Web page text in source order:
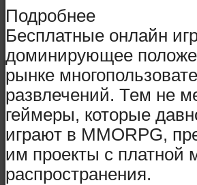
Подробнее
Бесплатные онлайн
доминирующее
рынке
развлечений. Тем не
геймеры, которые
играют в MMORPG,
им проекты с платной
распространения.